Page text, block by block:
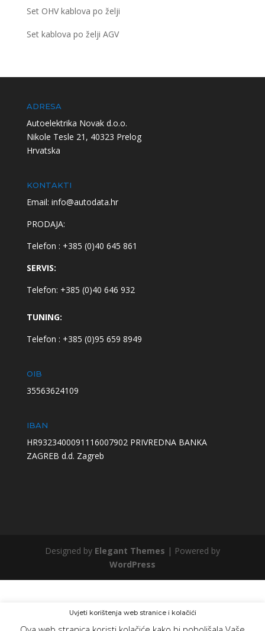
Set OHV kablova po želji
Set kablova po želji AGV
ADRESA
Autoelektrika Novak d.o.o.
Nikole Tesle 21, 40323 Prelog
Hrvatska
KONTAKTI
Email: info@autodata.hr
PRODAJA:
Telefon : +385 (0)40 645 861
SERVIS:
Telefon: +385 (0)40 646 932
TUNING:
Telefon : +385 (0)95 659 8949
OIB
35563624109
IBAN
HR9323400091116007902 PRIVREDNA BANKA
ZAGREB d.d. Zagreb
Designed by Elegant Themes | Powered by
WordPress
Uvjeti korištenja web stranice i kolačići